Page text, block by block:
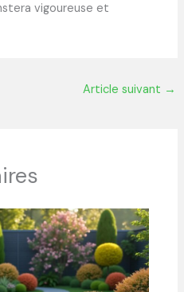
vigoureuse et
Article suivant →